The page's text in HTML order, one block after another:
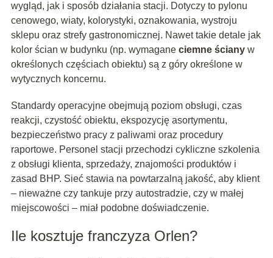
wygląd, jak i sposób działania stacji. Dotyczy to pylonu
cenowego, wiaty, kolorystyki, oznakowania, wystroju
sklepu oraz strefy gastronomicznej. Nawet takie detale jak
kolor ścian w budynku (np. wymagane ciemne ścianyw
określonych częściach obiektu) są z góry określone w
wytycznych koncernu.
Standardy operacyjne obejmują poziom obsługi, czas
reakcji, czystość obiektu, ekspozycję asortymentu,
bezpieczeństwo pracy z paliwami oraz procedury
raportowe. Personel stacji przechodzi cykliczne szkolenia
z obsługi klienta, sprzedaży, znajomości produktów i
zasad BHP. Sieć stawia na powtarzalną jakość, aby klient
– nieważne czy tankuje przy autostradzie, czy w małej
miejscowości – miał podobne doświadczenie.
Ile kosztuje franczyza Orlen?